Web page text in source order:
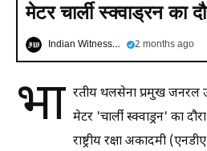
मेटर चार्ली स्क्वाड्रन का
Indian Witness Hindi 2 months ago
भा रतीय थलसेना प्रमुख जनरल
मेटर 'चार्ली स्क्वाड्रन' का
राष्ट्रीय रक्षा अकादमी